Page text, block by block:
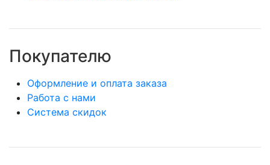
Покупателю
Оформление и оплата заказа
Работа с нами
Система скидок